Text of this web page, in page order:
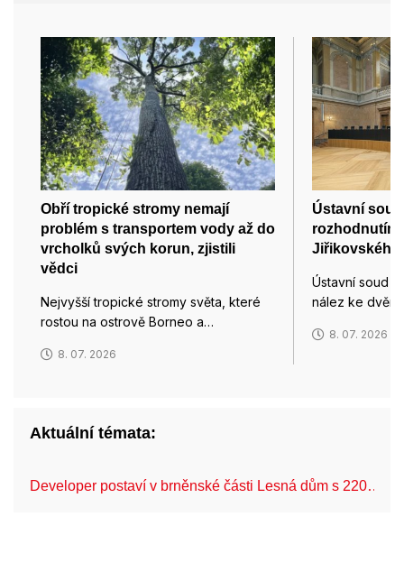
Obří tropické stromy nemají
problém s transportem vody až do
vrcholků svých korun, zjistili
vědci
Nejvyšší tropické stromy světa, které
rostou na ostrově Borneo a…
8. 07. 2026
Ústavní
rozhodnutím
Jiřikovského
Ústavní soud
nález ke
8. 07. 2026
Aktuální témata:
Developer postaví v brněnské části Lesná dům s 220…